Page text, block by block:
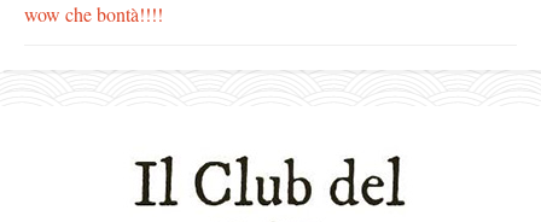
wow che bontà!!!!